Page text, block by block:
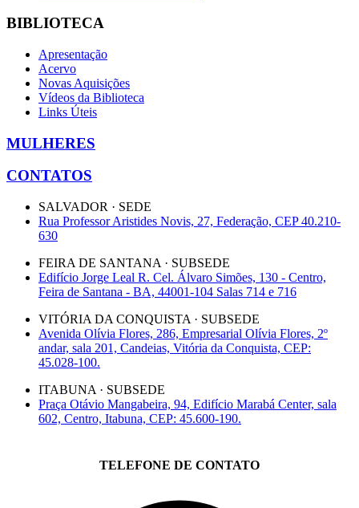
BIBLIOTECA
Apresentação
Acervo
Novas Aquisições
Vídeos da Biblioteca
Links Úteis
MULHERES
CONTATOS
SALVADOR · SEDE
Rua Professor Aristides Novis, 27, Federação, CEP 40.210-
630
FEIRA DE SANTANA · SUBSEDE
Edifício Jorge Leal R. Cel. Álvaro Simões, 130 - Centro,
Feira de Santana - BA, 44001-104 Salas 714 e 716
VITÓRIA DA CONQUISTA · SUBSEDE
Avenida Olívia Flores, 286, Empresarial Olívia Flores, 2º
andar, sala 201, Candeias, Vitória da Conquista, CEP:
45.028-100.
ITABUNA · SUBSEDE
Praça Otávio Mangabeira, 94, Edifício Marabá Center, sala
602, Centro, Itabuna, CEP: 45.600-190.
TELEFONE DE CONTATO